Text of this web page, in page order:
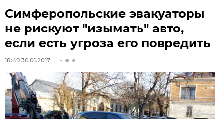
Симферопольские эвакуаторы
не рискуют "изымать" авто,
если есть угроза его повредить
18:49 30.01.2017